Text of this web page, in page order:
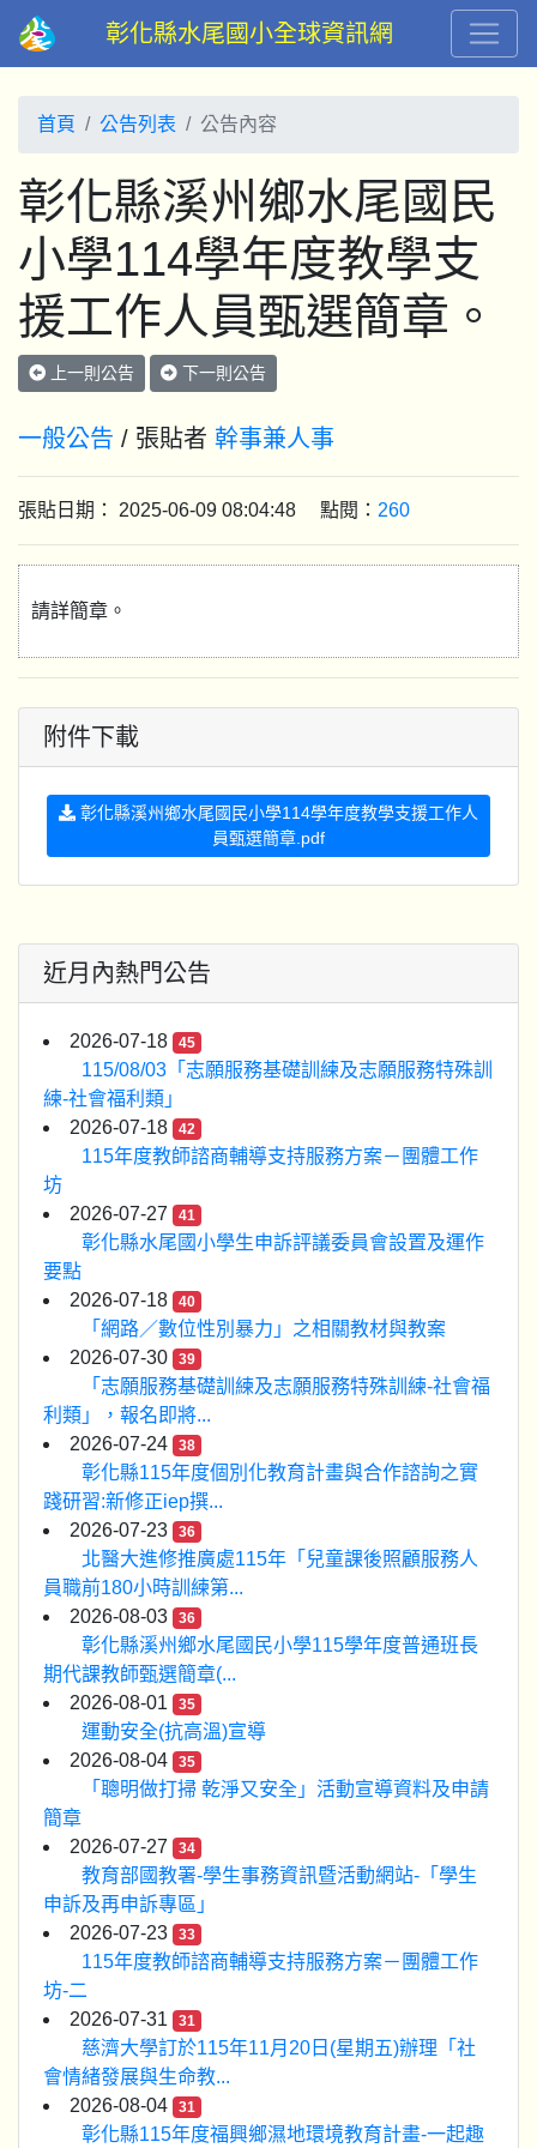
彰化縣水尾國小全球資訊網
首頁 公告列表 公告內容
彰化縣溪州鄉水尾國民
小學114學年度教學支
援工作人員甄選簡章。
上一則公告 下一則公告
一般公告 / 張貼者 幹事兼人事
張貼日期： 2025-06-09 08:04:48 點閱： 260
請詳簡章。
附件下載
彰化縣溪州鄉水尾國民小學114學年度教學支援工作人
員甄選簡章.pdf
近月內熱門公告
2026-07-18 45
115/08/03「志願服務基礎訓練及志願服務特殊訓
練-社會福利類」
2026-07-18
42
115年度教師諮商輔導支持服務方案－團體工作
坊
2026-07-27
41
彰化縣水尾國小學生申訴評議委員會設置及運作
要點
2026-07-18
40
「網路／數位性別暴力」之相關教材與教案
2026-07-30
39
「志願服務基礎訓練及志願服務特殊訓練-社會福
利類」，報名即將...
2026-07-24
38
彰化縣115年度個別化教育計畫與合作諮詢之實
踐研習:新修正iep撰...
2026-07-23
36
北醫大進修推廣處115年「兒童課後照顧服務人
員職前180小時訓練第...
2026-08-03
36
彰化縣溪州鄉水尾國民小學115學年度普通班長
期代課教師甄選簡章(...
2026-08-01
35
運動安全(抗高溫)宣導
2026-08-04
35
「聰明做打掃 乾淨又安全」活動宣導資料及申請
簡章
2026-07-27
34
教育部國教署-學生事務資訊暨活動網站-「學生
申訴及再申訴專區」
2026-07-23
33
115年度教師諮商輔導支持服務方案－團體工作
坊-二
2026-07-31
31
慈濟大學訂於115年11月20日(星期五)辦理「社
會情緒發展與生命教...
2026-08-04
31
彰化縣115年度福興鄉濕地環境教育計畫-一起趣